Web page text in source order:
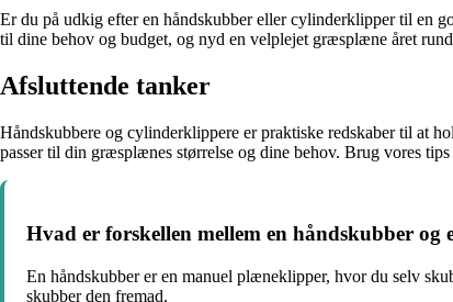
Er du på udkig efter en håndskubber eller cylinderklipper til en
til dine behov og budget, og nyd en velplejet græsplæne året
Afsluttende tanker
Håndskubbere og cylinderklippere er praktiske redskaber til at
passer til din græsplænes størrelse og dine behov. Brug vores
Hvad er forskellen mellem en håndskubber og
En håndskubber er en manuel plæneklipper, hvor du selv
skubber den fremad.